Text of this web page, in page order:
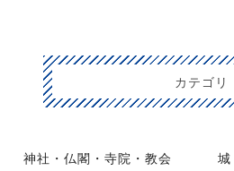
カテゴリ
神社・仏閣・寺院・教会 城